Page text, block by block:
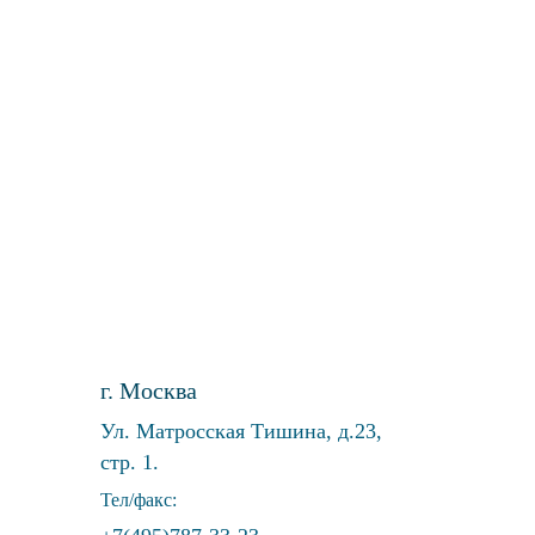
г. Москва
Ул. Матросская Тишина, д.23,
стр. 1.
Тел/факс: